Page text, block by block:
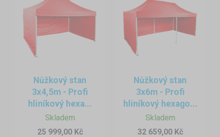
Nůžkový stan
3x4,5m - Profi
hliníkový hexa...
Skladem
25 999,00 Kč
Nůžkový stan
3x6m - Profi
hliníkový hexago...
Skladem
32 659,00 Kč